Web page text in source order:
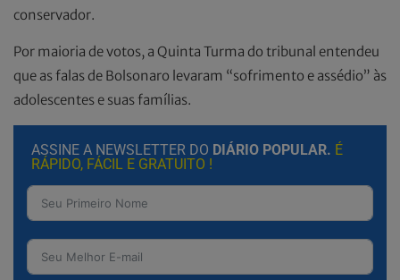
conservador.
Por maioria de votos, a Quinta Turma do tribunal entendeu
que as falas de Bolsonaro levaram “sofrimento e assédio” às
adolescentes e suas famílias.
ASSINE A NEWSLETTER DO DIÁRIO POPULAR. É
RÁPIDO, FÁCIL E GRATUITO !